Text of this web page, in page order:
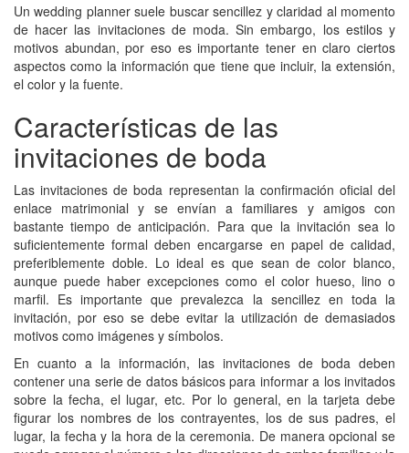
Un wedding planner suele buscar sencillez y claridad al momento
de hacer las invitaciones de moda. Sin embargo, los estilos y
motivos abundan, por eso es importante tener en claro ciertos
aspectos como la información que tiene que incluir, la extensión,
el color y la fuente.
Características de las
invitaciones de boda
Las invitaciones de boda representan la confirmación oficial del
enlace matrimonial y se envían a familiares y amigos con
bastante tiempo de anticipación. Para que la invitación sea lo
suficientemente formal deben encargarse en papel de calidad,
preferiblemente doble. Lo ideal es que sean de color blanco,
aunque puede haber excepciones como el color hueso, lino o
marfil. Es importante que prevalezca la sencillez en toda la
invitación, por eso se debe evitar la utilización de demasiados
motivos como imágenes y símbolos.
En cuanto a la información, las invitaciones de boda deben
contener una serie de datos básicos para informar a los invitados
sobre la fecha, el lugar, etc. Por lo general, en la tarjeta debe
figurar los nombres de los contrayentes, los de sus padres, el
lugar, la fecha y la hora de la ceremonia. De manera opcional se